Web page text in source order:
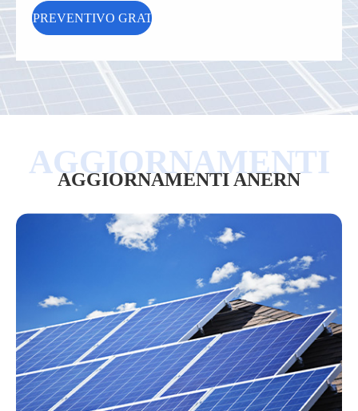
AGGIORNAMENTI ANERN